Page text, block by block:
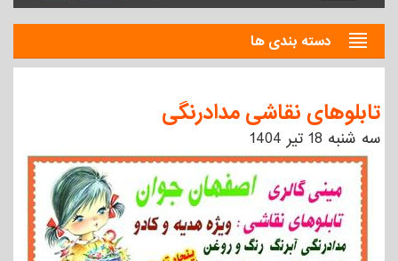
دسته بندی ها
تابلوهای نقاشی مدادرنگی
سه شنبه 18 تیر 1404